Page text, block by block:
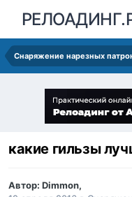
Снаряжение нарезных
какие гильзы
Автор: Dimmon,